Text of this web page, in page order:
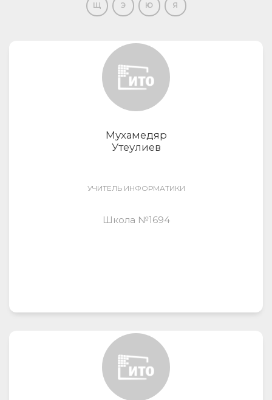
Щ Э Ю Я
Мухамедяр
Утеулиев
УЧИТЕЛЬ ИНФОРМАТИКИ
Школа №1694